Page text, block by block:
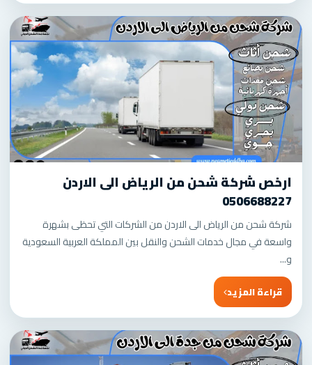
ارخص شركة شحن من الرياض الى الاردن
0506688227
شركة شحن من الرياض الى الاردن من الشركات التي تحظى بشهرة
واسعة في مجال خدمات الشحن والنقل بين المملكة العربية السعودية
و...
قراءة المزيد